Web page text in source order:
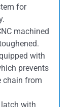
for
machined
with
prevents
chain from
with